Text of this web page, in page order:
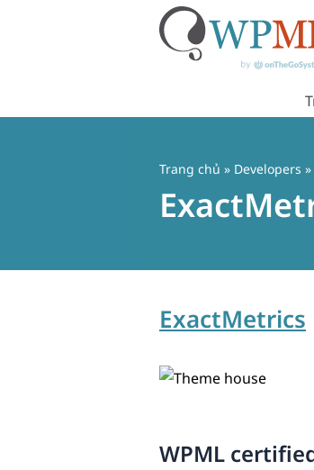
Trang chủ » Developers
ExactMetrics
WPML